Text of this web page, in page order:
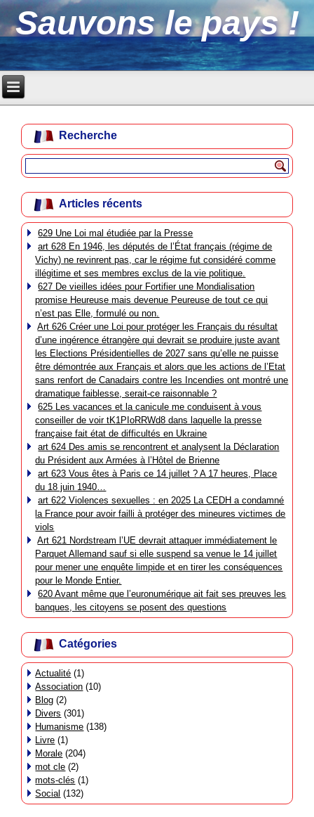
Sauvons le pays !
Recherche
Articles récents
629 Une Loi mal étudiée par la Presse
art 628 En 1946, les députés de l’État français (régime de
Vichy) ne revinrent pas, car le régime fut considéré comme
illégitime et ses membres exclus de la vie politique.
627 De vieilles idées pour Fortifier une Mondialisation
promise Heureuse mais devenue Peureuse de tout ce qui
n’est pas Elle, formulé ou non.
Art 626 Créer une Loi pour protéger les Français du résultat
d’une ingérence étrangère qui devrait se produire juste avant
les Elections Présidentielles de 2027 sans qu’elle ne puisse
être démontrée aux Français et alors que les actions de l’Etat
sans renfort de Canadairs contre les Incendies ont montré une
dramatique faiblesse, serait-ce raisonnable ?
625 Les vacances et la canicule me conduisent à vous
conseiller de voir tK1PIoRRWd8 dans laquelle la presse
française fait état de difficultés en Ukraine
art 624 Des amis se rencontrent et analysent la Déclaration
du Président aux Armées à l’Hôtel de Brienne
art 623 Vous êtes à Paris ce 14 juillet ? A 17 heures, Place
du 18 juin 1940…
art 622 Violences sexuelles : en 2025 La CEDH a condamné
la France pour avoir failli à protéger des mineures victimes de
viols
Art 621 Nordstream l’UE devrait attaquer immédiatement le
Parquet Allemand sauf si elle suspend sa venue le 14 juillet
pour mener une enquête limpide et en tirer les conséquences
pour le Monde Entier.
620 Avant même que l’euronumérique ait fait ses preuves les
banques, les citoyens se posent des questions
Catégories
Actualité (1)
Association (10)
Blog (2)
Divers (301)
Humanisme (138)
Livre (1)
Morale (204)
mot cle (2)
mots-clés (1)
Social (132)